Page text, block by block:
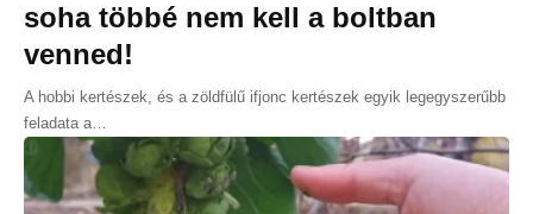
soha többé nem kell a boltban
venned!
A hobbi kertészek, és a zöldfülű ifjonc kertészek egyik legegyszerűbb
feladata a…